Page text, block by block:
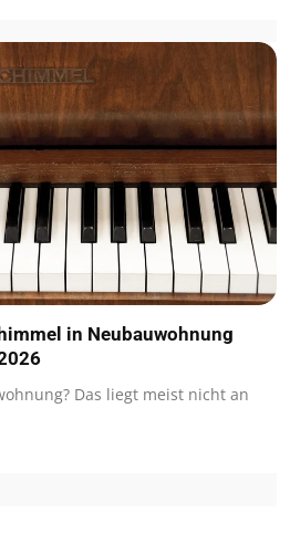
in Neubauwohnung
Das liegt meist nicht an